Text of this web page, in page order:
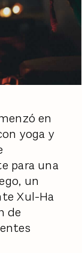
en
yoga y
para una
un
Xul-Ha
de